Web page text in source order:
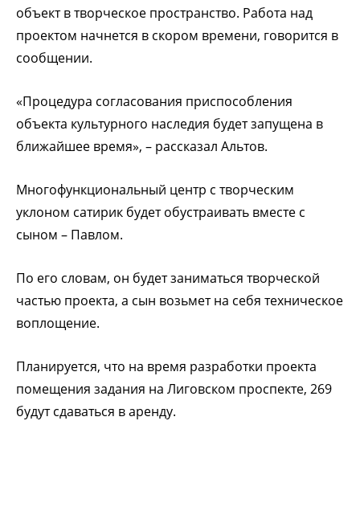
объект в творческое пространство. Работа над
проектом начнется в скором времени, говорится в
сообщении.
«Процедура согласования приспособления
объекта культурного наследия будет запущена в
ближайшее время», – рассказал Альтов.
Многофункциональный центр с творческим
уклоном сатирик будет обустраивать вместе с
сыном – Павлом.
По его словам, он будет заниматься творческой
частью проекта, а сын возьмет на себя техническое
воплощение.
Планируется, что на время разработки проекта
помещения задания на Лиговском проспекте, 269
будут сдаваться в аренду.